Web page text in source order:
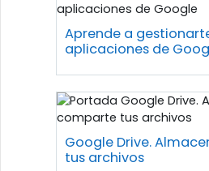
Aprende a
aplicaciones de
Google Drive.
tus archivos